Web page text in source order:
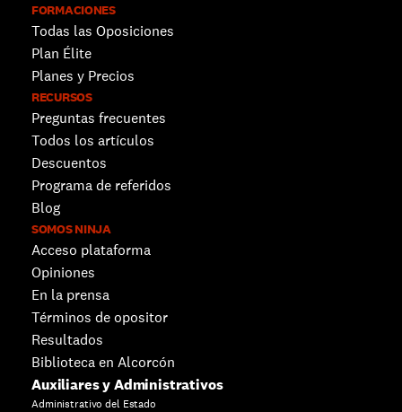
FORMACIONES
Todas las Oposiciones
Plan Élite
Planes y Precios
RECURSOS
Preguntas frecuentes
Todos los artículos
Descuentos
Programa de referidos
Blog
SOMOS NINJA
Acceso plataforma
Opiniones
En la prensa
Términos de opositor
Resultados
Biblioteca en Alcorcón
Auxiliares y Administrativos
Administrativo del Estado